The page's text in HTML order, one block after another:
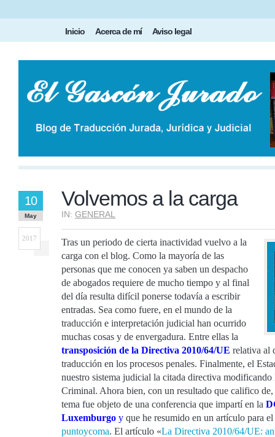
Inicio Acerca de mí Aviso legal
Volvemos a la carga
IN: GENERAL
10
May
2017
Tras un periodo de cierta inactividad vuelvo a la
carga con el blog. Como la mayoría de las
personas que me conocen ya saben un despacho
de abogados requiere de mucho tiempo y al final
del día resulta difícil ponerse todavía a escribir
entradas. Sea como fuere, en el mundo de la
traducción e interpretación judicial han ocurrido
muchas cosas y de envergadura. Entre ellas la
transposición de la Directiva 2010/64/UE relativa al
traducción en los procesos penales. Finalmente, el
nuestro sistema judicial la citada directiva
Criminal. Ahora bien, con un resultado que califico
tema fue objeto de una conferencia que impartí en la
Luxemburgo y que he resumido en un artículo para
puntoycoma. El artículo «La Directiva 2010/64/UE: